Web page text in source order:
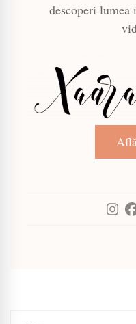
descoperi lumea